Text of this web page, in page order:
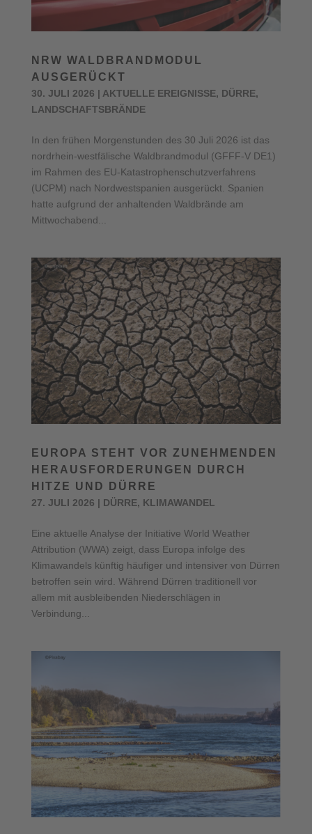
NRW WALDBRANDMODUL
AUSGERÜCKT
30. JULI 2026 | AKTUELLE EREIGNISSE, DÜRRE,
LANDSCHAFTSBRÄNDE
In den frühen Morgenstunden des 30 Juli 2026 ist das
nordrhein-westfälische Waldbrandmodul (GFFF-V DE1)
im Rahmen des EU-Katastrophenschutzverfahrens
(UCPM) nach Nordwestspanien ausgerückt. Spanien
hatte aufgrund der anhaltenden Waldbrände am
Mittwochabend...
EUROPA STEHT VOR ZUNEHMENDEN
HERAUSFORDERUNGEN DURCH
HITZE UND DÜRRE
27. JULI 2026 | DÜRRE, KLIMAWANDEL
Eine aktuelle Analyse der Initiative World Weather
Attribution (WWA) zeigt, dass Europa infolge des
Klimawandels künftig häufiger und intensiver von Dürren
betroffen sein wird. Während Dürren traditionell vor
allem mit ausbleibenden Niederschlägen in
Verbindung...